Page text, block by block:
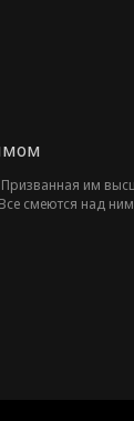
им
смеются над